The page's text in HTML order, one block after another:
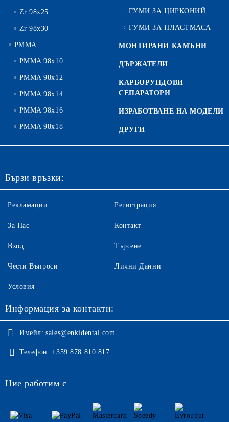
Zr 98x25
Zr 98x30
PMMA
PMMA 98x10
PMMA 98x12
PMMA 98x14
PMMA 98x16
PMMA 98x18
ГУМИ ЗА ЦИРКОНИЙ
ГУМИ ЗА ПЛАСТМАСА
МОНТИРАНИ КАМЪНИ
ДЪРЖАТЕЛИ
КАРБОРУНДОВИ
СЕПАРАТОРИ
ИЗРАБОТВАНЕ НА МОДЕЛИ
ДРУГИ
Бързи връзки:
Рекламации
За Нас
Вход
Чести Въпроси
Регистрация
Контакт
Търсене
Лични Данни
Условия
Информация за контакти:
Имейл: sales@enkidental.com
Телефон: +359 878 810 817
Ние работим с